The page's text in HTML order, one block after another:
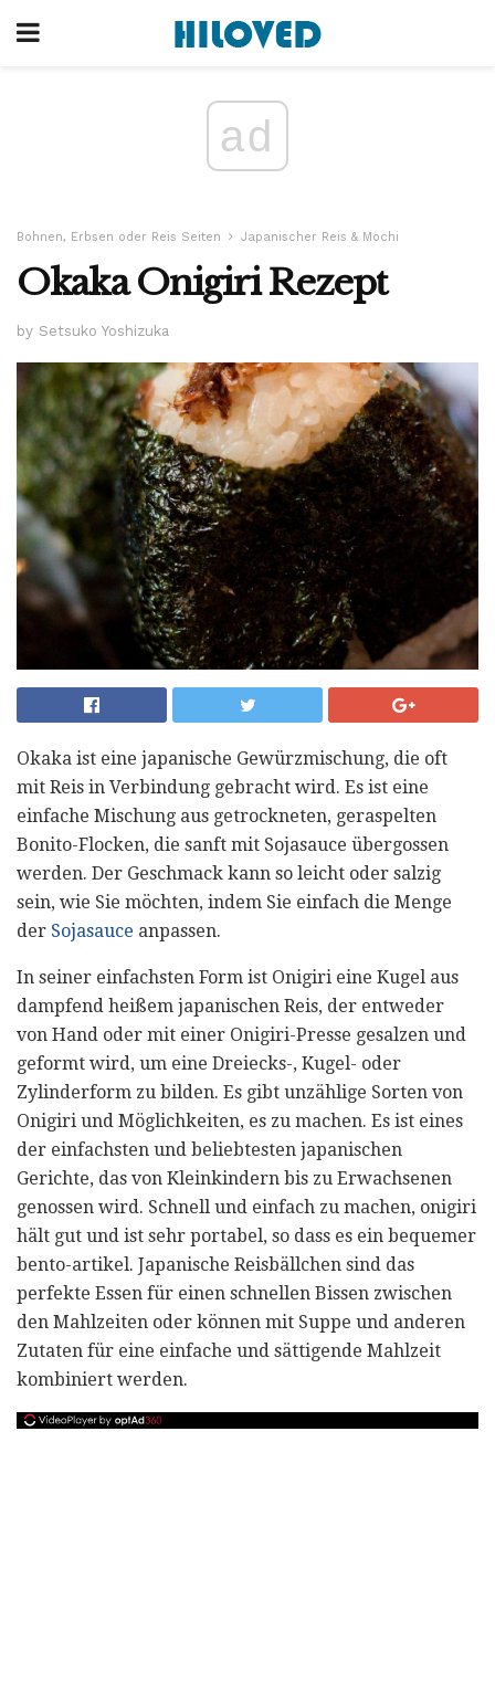
ad
Bohnen, Erbsen oder Reis Seiten Japanischer Reis & Mochi
Okaka Onigiri Rezept
by Setsuko Yoshizuka
Okaka ist eine japanische Gewürzmischung, die oft
mit Reis in Verbindung gebracht wird. Es ist eine
einfache Mischung aus getrockneten, geraspelten
Bonito-Flocken, die sanft mit Sojasauce übergossen
werden. Der Geschmack kann so leicht oder salzig
sein, wie Sie möchten, indem Sie einfach die Menge
der Sojasauce anpassen.
In seiner einfachsten Form ist Onigiri eine Kugel aus
dampfend heißem japanischen Reis, der entweder
von Hand oder mit einer Onigiri-Presse gesalzen und
geformt wird, um eine Dreiecks-, Kugel- oder
Zylinderform zu bilden. Es gibt unzählige Sorten von
Onigiri und Möglichkeiten, es zu machen. Es ist eines
der einfachsten und beliebtesten japanischen
Gerichte, das von Kleinkindern bis zu Erwachsenen
genossen wird. Schnell und einfach zu machen, onigiri
hält gut und ist sehr portabel, so dass es ein bequemer
bento-artikel. Japanische Reisbällchen sind das
perfekte Essen für einen schnellen Bissen zwischen
den Mahlzeiten oder können mit Suppe und anderen
Zutaten für eine einfache und sättigende Mahlzeit
kombiniert werden.